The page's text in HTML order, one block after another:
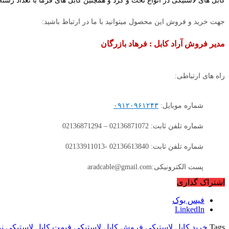
جهت خرید و فروش این محصول میتوانید با ما در ارتباط باشید:
مدیر فروش آراد کابل : فرهاد بازرگان
راه های ارتباطی:
شماره موبایل: ۰۹۱۲۰۹۶۱۲۴۳
شماره تلفن ثابت: 02136871072 – 02136871294
شماره تلفن ثابت: 02136613840 -02133911013
پست الکترونیکی:aradcable@gmail.com
اشتراک گذاری
فیس بوک
LinkedIn
Tags خرید کابل لاستیکی فروش کابل لاستیکی قیمت کابل لاستیکی